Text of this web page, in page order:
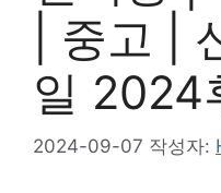
| 중고 |
일 2024
2024-09-07 작성자: